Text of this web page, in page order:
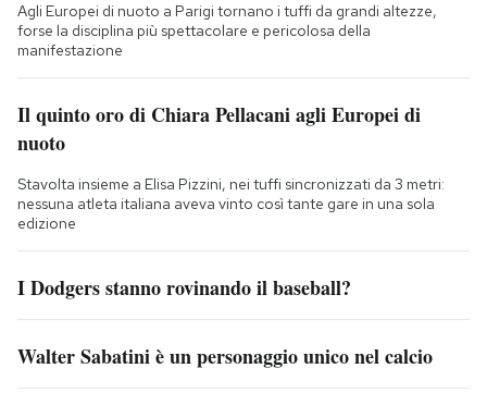
Agli Europei di nuoto a Parigi tornano i tuffi da grandi altezze,
forse la disciplina più spettacolare e pericolosa della
manifestazione
Il quinto oro di Chiara Pellacani agli Europei di
nuoto
Stavolta insieme a Elisa Pizzini, nei tuffi sincronizzati da 3 metri:
nessuna atleta italiana aveva vinto così tante gare in una sola
edizione
I Dodgers stanno rovinando il baseball?
Walter Sabatini è un personaggio unico nel calcio